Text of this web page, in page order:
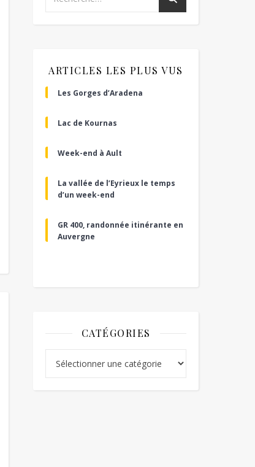
ARTICLES LES PLUS VUS
Les Gorges d’Aradena
Lac de Kournas
Week-end à Ault
La vallée de l’Eyrieux le temps
d’un week-end
GR 400, randonnée itinérante en
Auvergne
CATÉGORIES